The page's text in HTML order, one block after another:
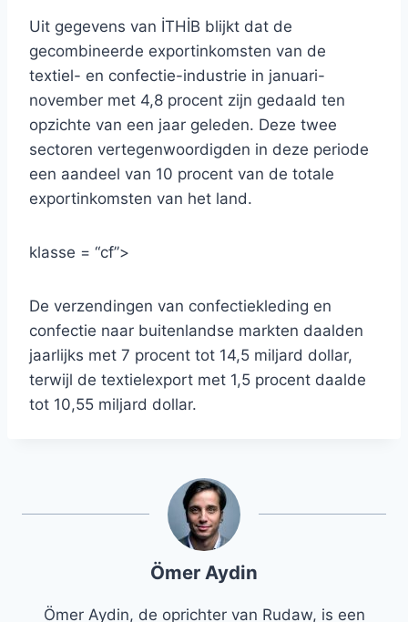
Uit gegevens van İTHİB blijkt dat de
gecombineerde exportinkomsten van de
textiel- en confectie-industrie in januari-
november met 4,8 procent zijn gedaald ten
opzichte van een jaar geleden. Deze twee
sectoren vertegenwoordigden in deze periode
een aandeel van 10 procent van de totale
exportinkomsten van het land.
klasse = “cf”>
De verzendingen van confectiekleding en
confectie naar buitenlandse markten daalden
jaarlijks met 7 procent tot 14,5 miljard dollar,
terwijl de textielexport met 1,5 procent daalde
tot 10,55 miljard dollar.
Ömer Aydin
Ömer Aydin, de oprichter van Rudaw, is een